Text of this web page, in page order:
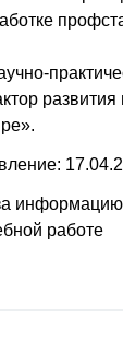
развития
работе